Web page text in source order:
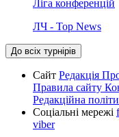
Ліга конференцій
ЛЧ - Top News
До всіх турнірів
Сайт Редакція
Правила сайту
Редакційна
Соціальні мережі
viber